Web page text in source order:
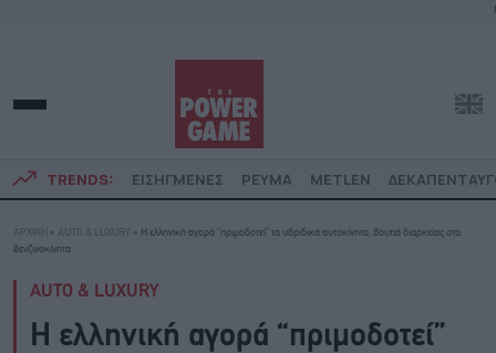
TRENDS: ΕΙΣΗΓΜΕΝΕΣ ΡΕΥΜΑ METLEN
ΑΡΧΙΚΗ » AUTO & LUXURY » Η ελληνική αγορά “πριμοδοτεί” τα υβριδικά αυτοκίνητα, βουτιά διαρκείας στα
βενζινοκίνητα
AUTO & LUXURY
Η ελληνική αγορά “πριμοδοτεί”